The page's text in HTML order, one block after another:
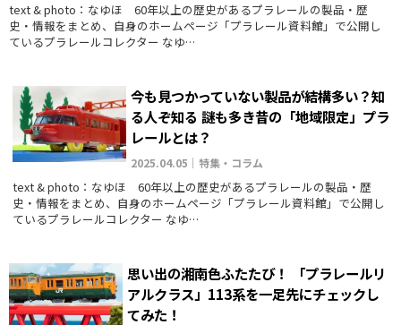
text & photo：なゆほ 60年以上の歴史があるプラレールの製品・歴
史・情報をまとめ、自身のホームページ「プラレール資料館」で公開し
ているプラレールコレクター なゆ…
今も見つかっていない製品が結構多い？知
る人ぞ知る 謎も多き昔の「地域限定」プラ
レールとは？
2025.04.05｜特集・コラム
text & photo：なゆほ 60年以上の歴史があるプラレールの製品・歴
史・情報をまとめ、自身のホームページ「プラレール資料館」で公開し
ているプラレールコレクター なゆ…
思い出の湘南色ふたたび！ 「プラレールリ
アルクラス」113系を一足先にチェックし
てみた！